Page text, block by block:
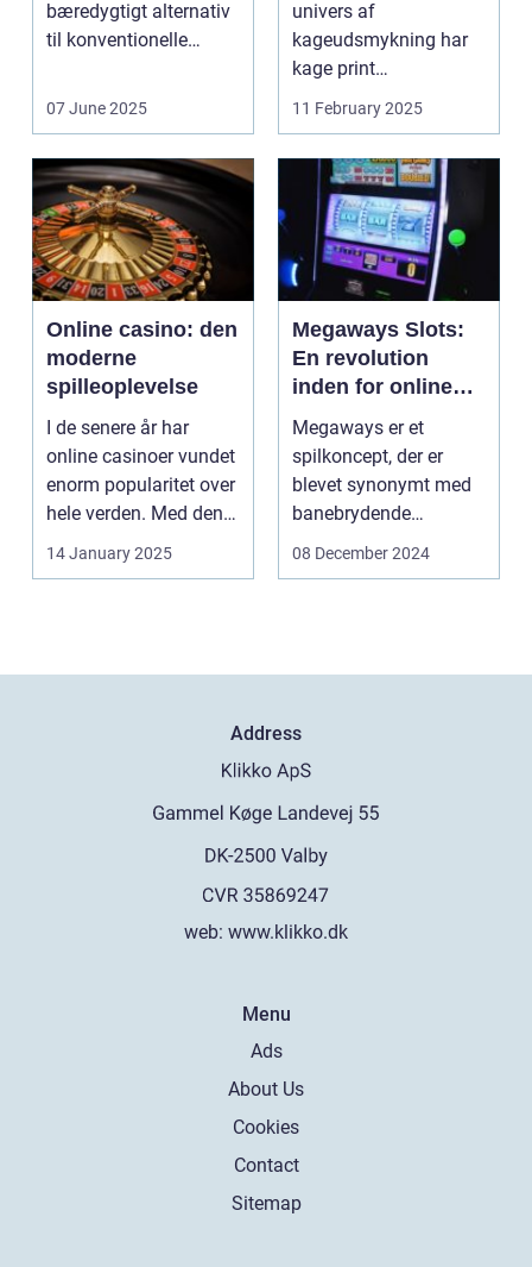
bæredygtigt alternativ
til konventionelle
07 June 2025
univers af
kageudsmykning har
kage print
revolutioneret måden,
11 February 2025
Online casino: den
moderne
spilleoplevelse
I de senere år har
online casinoer vundet
enorm popularitet over
hele verden. Med den
teknolog...
14 January 2025
Megaways Slots:
En revolution
inden for online
spilleautomater
Megaways er et
spilkoncept, der er
blevet synonymt med
banebrydende
innovation inden for
08 December 2024
Address
web: www.klikko.dk
Menu
Ads
About Us
Cookies
Contact
Sitemap